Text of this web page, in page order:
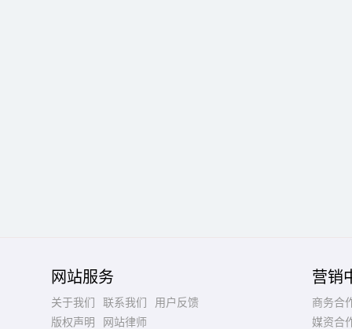
网站服务
关于我们 联系我们
用户反馈
版权声明
网站律师
营销
商务合
媒资合